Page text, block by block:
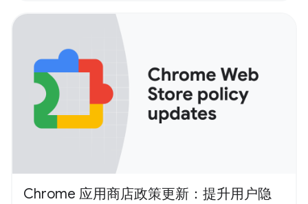
Chrome 应用商店政策更新：提升用户隐